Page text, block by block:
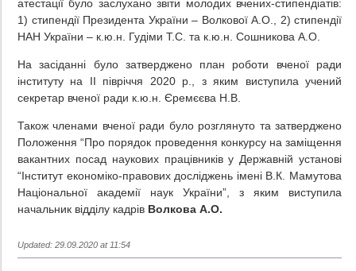
атестації було заслухано звіти молодих вчених-стипендіатів:
1) стипендії Президента України – Волкової А.О., 2) стипендії
НАН України – к.ю.н. Гудіми Т.С. та к.ю.н. Сошникова А.О.
На засіданні було затверджено план роботи вченої ради
інституту на ІІ півріччя 2020 р., з яким виступила учений
секретар вченої ради к.ю.н. Єремєєва Н.В.
Також членами вченої ради було розглянуто та затверджено
Положення “Про порядок проведення конкурсу на заміщення
вакантних посад наукових працівників у Державній установі
“Інститут економіко-правових досліджень імені В.К. Мамутова
Національної академії наук України”, з яким виступила
начальник відділу кадрів Волкова А.О.
Updated: 29.09.2020 at 11:54